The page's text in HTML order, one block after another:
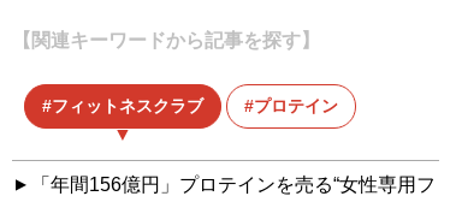
【関連キーワードから記事を探す】
フィットネスクラブ プロテイン
「年間156億円」プロテインを売る“女性専用フ